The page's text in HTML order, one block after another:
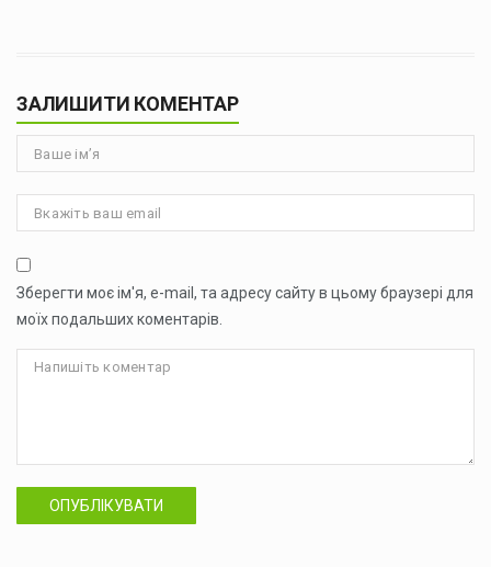
ЗАЛИШИТИ КОМЕНТАР
Зберегти моє ім'я, e-mail, та адресу сайту в цьому браузері для
моїх подальших коментарів.
ОПУБЛІКУВАТИ